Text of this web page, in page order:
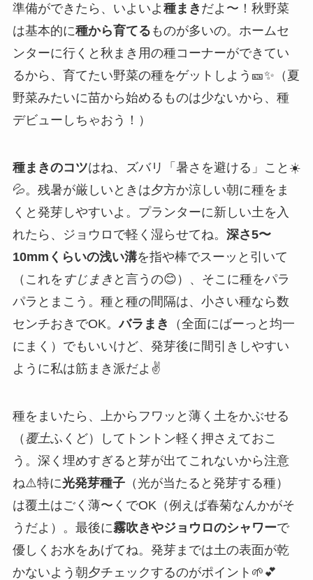
準備ができたら、いよいよ 種まき だよ〜！秋野菜
は基本的に種から育てる ものが多いの。ホームセ
ンターに行くと秋まき用の種コーナーができてい
るから、育てたい野菜の種をゲットしよう🎫✨（夏
野菜みたいに苗から始めるものは少ないから、種
デビューしちゃおう！）
種まきのコツはね、ズバリ「暑さを避ける」こと☀️
💦。残暑が厳しいときは夕方か涼しい朝に種をま
くと発芽しやすいよ。プランターに新しい土を入
れたら、ジョウロで軽く湿らせてね。 深さ5〜
10mmくらいの浅い溝を指や棒でスーッと引いて
（これを すじまき と言うの😊）、そこに種をパラ
パラとまこう。種と種の間隔は、小さい種なら数
センチおきでOK。バラまき
（全面にばーっと均一
にまく）でもいいけど、発芽後に間引きしやすい
ように私は筋まき派だよ✌️
種をまいたら、上からフワッと薄く土をかぶせる
（ 覆土ふくど）してトントン軽く押さえておこ
う。深く埋めすぎると芽が出てこれないから注意
ね⚠️特に光発芽種子（光が当たると発芽する種）
は覆土はごく薄〜くでOK（例えば春菊なんかがそ
うだよ）。最後に霧吹きやジョウロのシャワーで
優しくお水をあげてね。発芽までは土の表面が乾
かないよう朝夕チェックするのがポイント🌱💕